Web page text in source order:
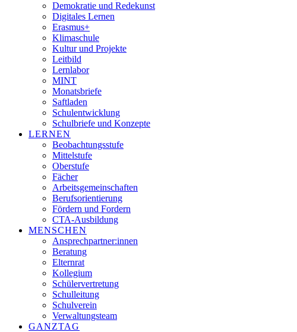
Demokratie und Redekunst
Digitales Lernen
Erasmus+
Klimaschule
Kultur und Projekte
Leitbild
Lernlabor
MINT
Monatsbriefe
Saftladen
Schulentwicklung
Schulbriefe und Konzepte
LERNEN
Beobachtungsstufe
Mittelstufe
Oberstufe
Fächer
Arbeitsgemeinschaften
Berufsorientierung
Fördern und Fordern
CTA-Ausbildung
MENSCHEN
Ansprechpartner:innen
Beratung
Elternrat
Kollegium
Schülervertretung
Schulleitung
Schulverein
Verwaltungsteam
GANZTAG